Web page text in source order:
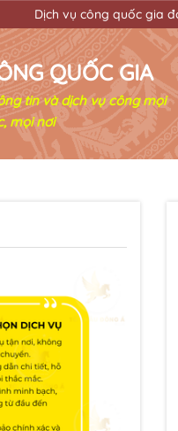
công quốc gia đơn giản mọi
QUỐC GIA
tin và dịch vụ công mọi
mọi nơi